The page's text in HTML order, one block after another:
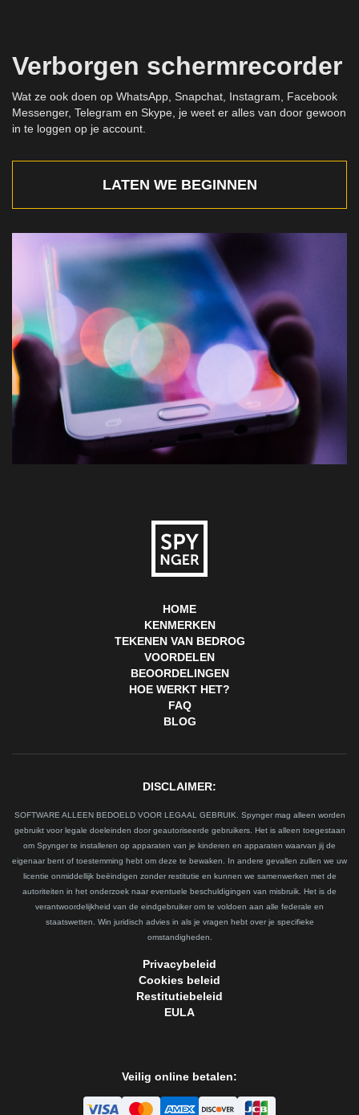
Verborgen schermrecorder
Wat ze ook doen op WhatsApp, Snapchat, Instagram, Facebook
Messenger, Telegram en Skype, je weet er alles van door gewoon
in te loggen op je account.
LATEN WE BEGINNEN
HOME
KENMERKEN
TEKENEN VAN BEDROG
VOORDELEN
BEOORDELINGEN
HOE WERKT HET?
FAQ
BLOG
DISCLAIMER:
SOFTWARE ALLEEN BEDOELD VOOR LEGAAL GEBRUIK. Spynger mag alleen worden
gebruikt voor legale doeleinden door geautoriseerde gebruikers. Het is alleen toegestaan
om Spynger te installeren op apparaten van je kinderen en apparaten waarvan jij de
eigenaar bent of toestemming hebt om deze te bewaken. In andere gevallen zullen we uw
licentie onmiddellijk beëindigen zonder restitutie en kunnen we samenwerken met de
autoriteiten in het onderzoek naar eventuele beschuldigingen van misbruik. Het is de
verantwoordelijkheid van de eindgebruiker om te voldoen aan alle federale en
staatswetten. Win juridisch advies in als je vragen hebt over je specifieke
omstandigheden.
Privacybeleid
Cookies beleid
Restitutiebeleid
EULA
Veilig online betalen: